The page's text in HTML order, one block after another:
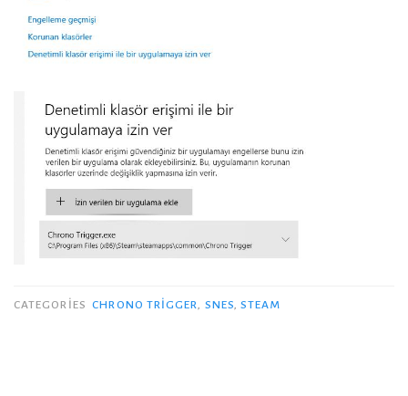
CATEGORIES CHRONO TRIGGER SNES ,STEAM